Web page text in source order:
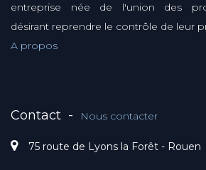
entreprise née de l'union des
désirant reprendre le contrôle de leur
A propos
Contact - Nous contacter
75 route de Lyons la Forêt - Rouen